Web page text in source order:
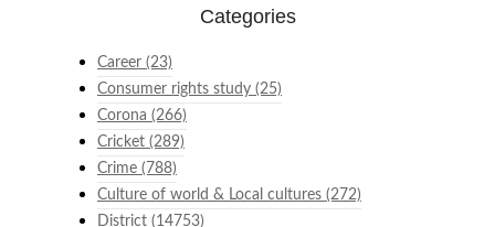
Categories
Career (23)
Consumer rights study (25)
Corona (266)
Cricket (289)
Crime (788)
Culture of world & Local cultures (272)
District (14753)